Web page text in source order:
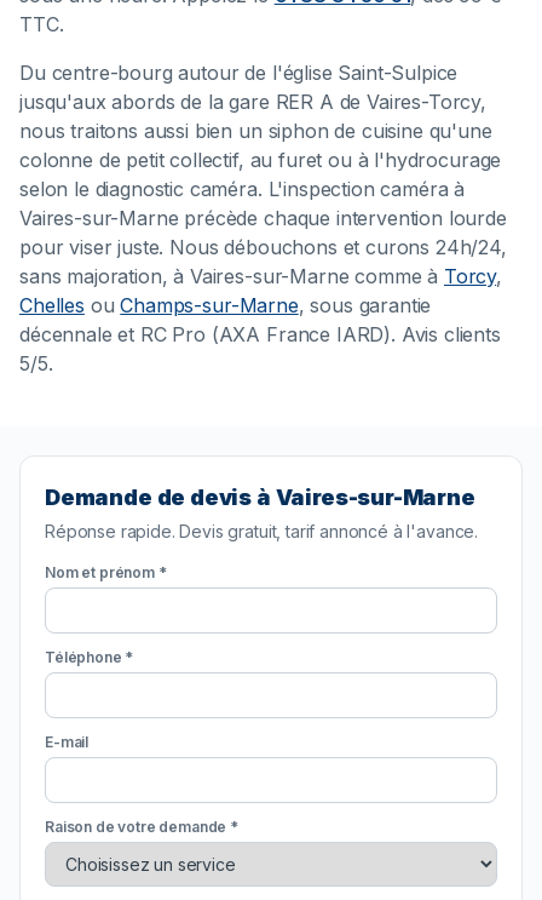
TTC.
Du centre-bourg autour de l'église Saint-Sulpice
jusqu'aux abords de la gare RER A de Vaires-Torcy,
nous traitons aussi bien un siphon de cuisine qu'une
colonne de petit collectif, au furet ou à l'hydrocurage
selon le diagnostic caméra. L'inspection caméra à
Vaires-sur-Marne précède chaque intervention lourde
pour viser juste. Nous débouchons et curons 24h/24,
sans majoration, à Vaires-sur-Marne comme à Torcy,
Chelles ouChamps-sur-Marne, sous garantie
décennale et RC Pro (AXA France IARD). Avis clients
5/5.
Demande de devis à Vaires-sur-Marne
Réponse rapide. Devis gratuit, tarif annoncé à l'avance.
Nom et prénom *
Téléphone *
E-mail
Raison de votre demande *